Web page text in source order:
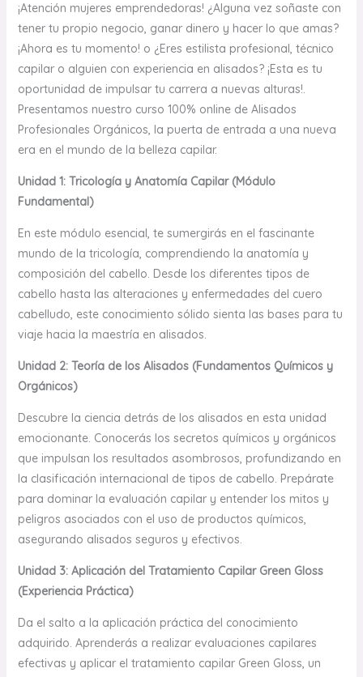
¡Atención mujeres emprendedoras! ¿Alguna vez soñaste con
tener tu propio negocio, ganar dinero y hacer lo que amas?
¡Ahora es tu momento! o ¿Eres estilista profesional, técnico
capilar o alguien con experiencia en alisados? ¡Esta es tu
oportunidad de impulsar tu carrera a nuevas alturas!.
Presentamos nuestro curso 100% online de Alisados
Profesionales Orgánicos, la puerta de entrada a una nueva
era en el mundo de la belleza capilar.
Unidad 1: Tricología y Anatomía Capilar (Módulo
Fundamental)
En este módulo esencial, te sumergirás en el fascinante
mundo de la tricología, comprendiendo la anatomía y
composición del cabello. Desde los diferentes tipos de
cabello hasta las alteraciones y enfermedades del cuero
cabelludo, este conocimiento sólido sienta las bases para tu
viaje hacia la maestría en alisados.
Unidad 2: Teoría de los Alisados (Fundamentos Químicos y
Orgánicos)
Descubre la ciencia detrás de los alisados en esta unidad
emocionante. Conocerás los secretos químicos y orgánicos
que impulsan los resultados asombrosos, profundizando en
la clasificación internacional de tipos de cabello. Prepárate
para dominar la evaluación capilar y entender los mitos y
peligros asociados con el uso de productos químicos,
asegurando alisados seguros y efectivos.
Unidad 3: Aplicación del Tratamiento Capilar Green Gloss
(Experiencia Práctica)
Da el salto a la aplicación práctica del conocimiento
adquirido. Aprenderás a realizar evaluaciones capilares
efectivas y aplicar el tratamiento capilar Green Gloss, un